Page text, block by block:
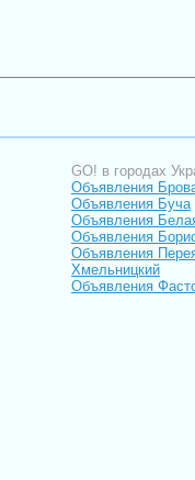
GO! в городах
Объявления
Объявления Буча
Объявления
Объявления
Объявления
Хмельницкий
Объявления